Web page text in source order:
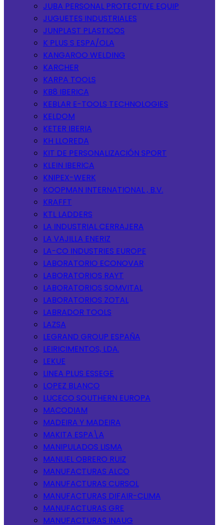
JUBA PERSONAL PROTECTIVE EQUIP
JUGUETES INDUSTRIALES
JUNPLAST PLASTICOS
K PLUS S ESPA/OLA
KANGAROO WELDING
KARCHER
KARPA TOOLS
KB8 IBERICA
KEBLAR E-TOOLS TECHNOLOGIES
KELDOM
KETER IBERIA
KH LLOREDA
KIT DE PERSONALIZACIÓN SPORT
KLEIN IBERICA
KNIPEX-WERK
KOOPMAN INTERNATIONAL , B.V.
KRAFFT
KTL LADDERS
LA INDUSTRIAL CERRAJERA
LA VAJILLA ENERIZ
LA-CO INDUSTRIES EUROPE
LABORATORIO ECONOVAR
LABORATORIOS RAYT
LABORATORIOS SOMVITAL
LABORATORIOS ZOTAL
LABRADOR TOOLS
LAZSA
LEGRAND GROUP ESPAÑA
LEIRICIMENTOS, LDA.
LEKUE
LINEA PLUS ESSEGE
LOPEZ BLANCO
LUCECO SOUTHERN EUROPA
MACODIAM
MADEIRA Y MADEIRA
MAKITA ESPA\A
MANIPULADOS LISMA
MANUEL OBRERO RUIZ
MANUFACTURAS ALCO
MANUFACTURAS CURSOL
MANUFACTURAS DIFAIR-CLIMA
MANUFACTURAS GRE
MANUFACTURAS INAUG